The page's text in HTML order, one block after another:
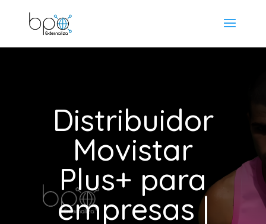
Distribuidor
Movistar
Plus+ para
empresas |